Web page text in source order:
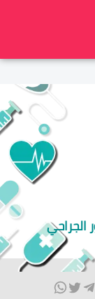
الجراحي